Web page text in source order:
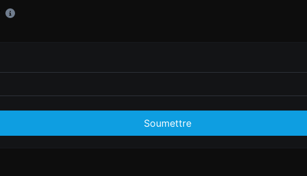
Soumettre